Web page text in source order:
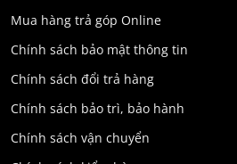
Mua hàng trả góp Online
Chính sách bảo mật thông tin
Chính sách đổi trả hàng
Chính sách bảo trì, bảo hành
Chính sách vận chuyển